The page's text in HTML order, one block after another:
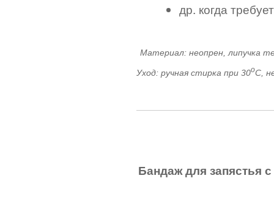
др. когда
Материал: неопрен, липучка
Уход: ручная стирка при 30оС,
Бандаж для запястья